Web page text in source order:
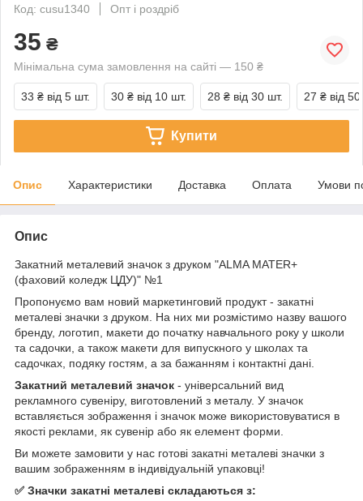
Код: cusu1340
Опт і роздріб
35 ₴
Мінімальна сума замовлення на сайті — 150 ₴
33 ₴ від 5 шт. 30 ₴ від 10 шт. 28 ₴ від 30 шт. 27 ₴ від
Купити
Опис Характеристики Доставка Оплата Умови
Опис
Закатний металевий значок з друком "ALMA MATER+
(фаховий коледж ЦДУ)" №1
Пропонуємо вам новий маркетинговий продукт - закатні
металеві значки з друком. На них ми розмістимо назву вашого
бренду, логотип, макети до початку навчального року у школи
та садочки, а також макети для випускного у школах та
садочках, подяку гостям, а за бажанням і контактні дані.
Закатний металевий значок - універсальний вид
рекламного сувеніру, виготовлений з металу. У значок
вставляється зображення і значок може використовуватися в
якості реклами, як сувенір або як елемент форми.
Ви можете замовити у нас готові закатні металеві значки з
вашим зображенням в індивідуальній упаковці!
✅ Значки закатні металеві складаються з: